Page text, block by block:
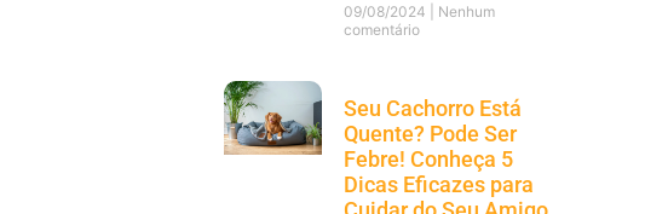
09/08/2024
Nenhum
comentário
Seu Cachorro Está
Quente? Pode Ser
Febre! Conheça 5
Dicas Eficazes para